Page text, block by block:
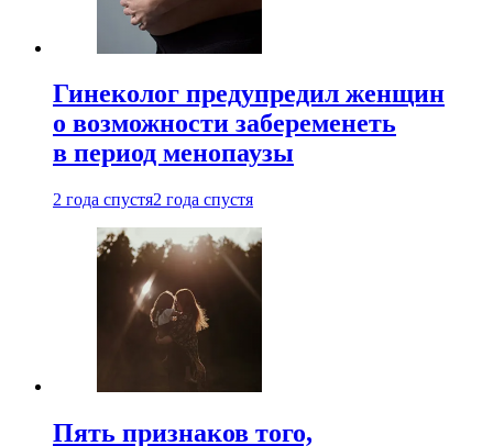
Гинеколог предупредил женщин
о возможности забеременеть
в период менопаузы
2 года спустя2 года спустя
Пять признаков того,